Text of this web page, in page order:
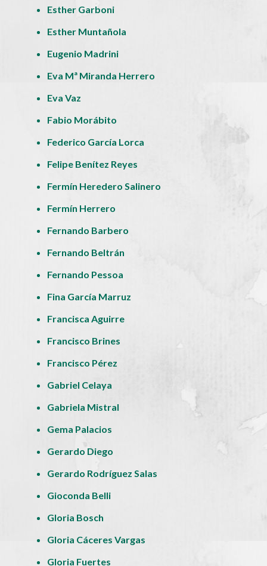
Esther Garboni
Esther Muntañola
Eugenio Madrini
Eva Mª Miranda Herrero
Eva Vaz
Fabio Morábito
Federico García Lorca
Felipe Benítez Reyes
Fermín Heredero Salinero
Fermín Herrero
Fernando Barbero
Fernando Beltrán
Fernando Pessoa
Fina García Marruz
Francisca Aguirre
Francisco Brines
Francisco Pérez
Gabriel Celaya
Gabriela Mistral
Gema Palacios
Gerardo Diego
Gerardo Rodríguez Salas
Gioconda Belli
Gloria Bosch
Gloria Cáceres Vargas
Gloria Fuertes